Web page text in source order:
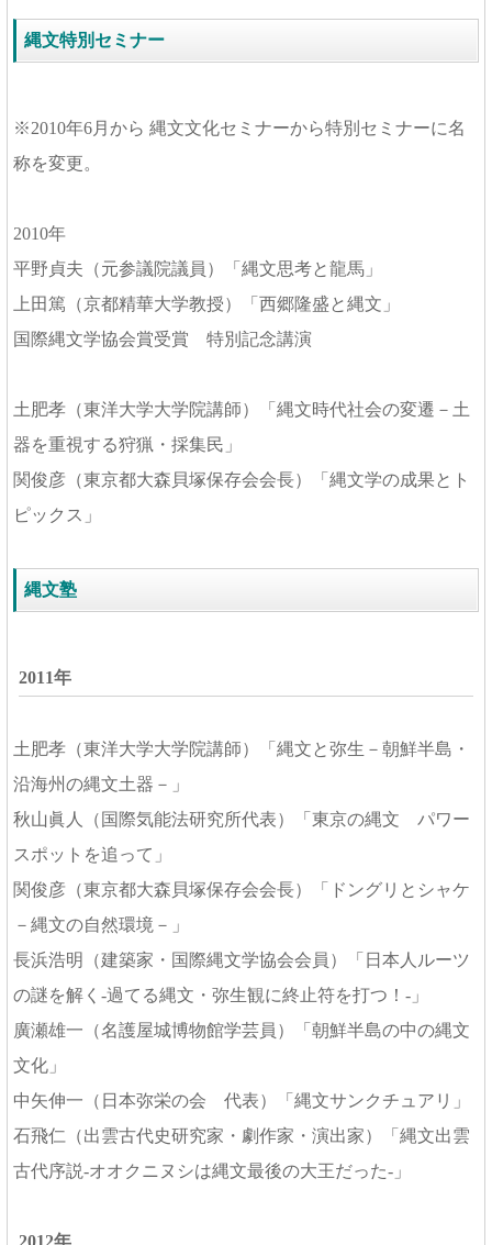
縄文特別セミナー
※2010年6月から 縄文文化セミナーから特別セミナーに名
称を変更。
2010年
平野貞夫（元参議院議員）「縄文思考と龍馬」
上田篤（京都精華大学教授）「西郷隆盛と縄文」
国際縄文学協会賞受賞 特別記念講演
土肥孝（東洋大学大学院講師）「縄文時代社会の変遷－土
器を重視する狩猟・採集民」
関俊彦（東京都大森貝塚保存会会長）「縄文学の成果とト
ピックス」
縄文塾
2011年
土肥孝（東洋大学大学院講師）「縄文と弥生－朝鮮半島・
沿海州の縄文土器－」
秋山眞人（国際気能法研究所代表）「東京の縄文 パワー
スポットを追って」
関俊彦（東京都大森貝塚保存会会長）「ドングリとシャケ
－縄文の自然環境－」
長浜浩明（建築家・国際縄文学協会会員）「日本人ルーツ
の謎を解く-過てる縄文・弥生観に終止符を打つ！-」
廣瀬雄一（名護屋城博物館学芸員）「朝鮮半島の中の縄文
文化」
中矢伸一（日本弥栄の会 代表）「縄文サンクチュアリ」
石飛仁（出雲古代史研究家・劇作家・演出家）「縄文出雲
古代序説-オオクニヌシは縄文最後の大王だった-」
2012年